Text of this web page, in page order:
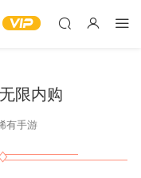
限内购
有手游